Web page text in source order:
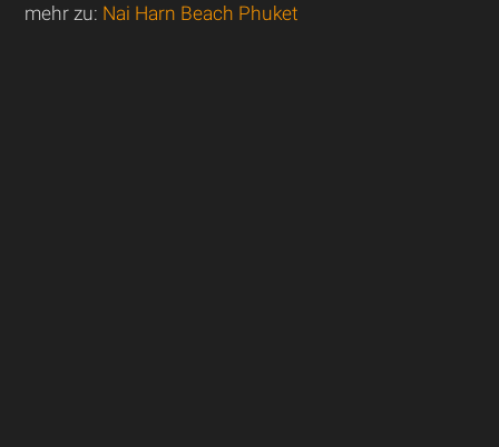
mehr zu: Nai Harn Beach Phuket